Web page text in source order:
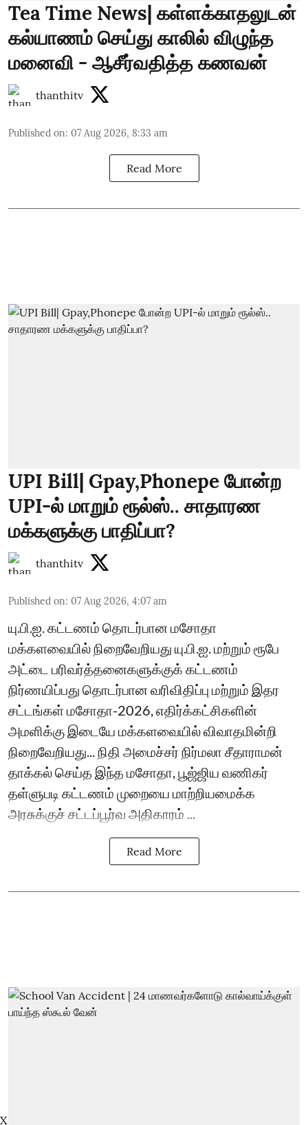
Tea Time News| கள்ளக்காதலுடன்
கல்யாணம் செய்து காலில் விழுந்த
மனைவி - ஆசீர்வதித்த கணவன்
thanthitv
Published on: 07 Aug 2026, 8:33 am
Read More
UPI Bill| Gpay,Phonepe போன்ற
UPI-ல் மாறும் ரூல்ஸ்.. சாதாரண
மக்களுக்கு பாதிப்பா?
thanthitv
Published on: 07 Aug 2026, 4:07 am
யு.பி.ஐ. கட்டணம் தொடர்பான மசோதா
மக்களவையில் நிறைவேறியது யு.பி.ஐ. மற்றும் ரூபே
அட்டை பரிவர்த்தனைகளுக்குக் கட்டணம்
நிர்ணயிப்பது தொடர்பான வரிவிதிப்பு மற்றும் இதர
சட்டங்கள் மசோதா-2026, எதிர்க்கட்சிகளின்
அமளிக்கு இடையே மக்களவையில் விவாதமின்றி
நிறைவேறியது... நிதி அமைச்சர் நிர்மலா சீதாராமன்
தாக்கல் செய்த இந்த மசோதா, பூஜ்ஜிய வணிகர்
தள்ளுபடி கட்டணம் முறையை மாற்றியமைக்க
அரசுக்குச் சட்டப்பூர்வ அதிகாரம் ...
Read More
X